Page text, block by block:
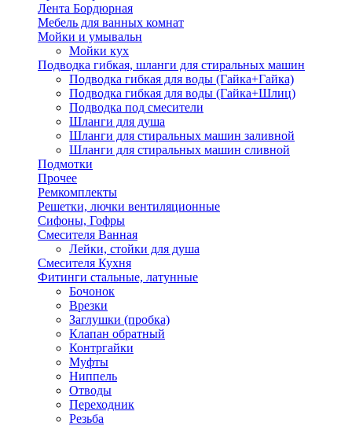
Лента Бордюрная
Мебель для ванных комнат
Мойки и умывальн
Мойки кух
Подводка гибкая, шланги для стиральных машин
Подводка гибкая для воды (Гайка+Гайка)
Подводка гибкая для воды (Гайка+Шлиц)
Подводка под смесители
Шланги для душа
Шланги для стиральных машин заливной
Шланги для стиральных машин сливной
Подмотки
Прочее
Ремкомплекты
Решетки, лючки вентиляционные
Сифоны, Гофры
Смесителя Ванная
Лейки, стойки для душа
Смесителя Кухня
Фитинги стальные, латунные
Бочонок
Врезки
Заглушки (пробка)
Клапан обратный
Контргайки
Муфты
Ниппель
Отводы
Переходник
Резьба